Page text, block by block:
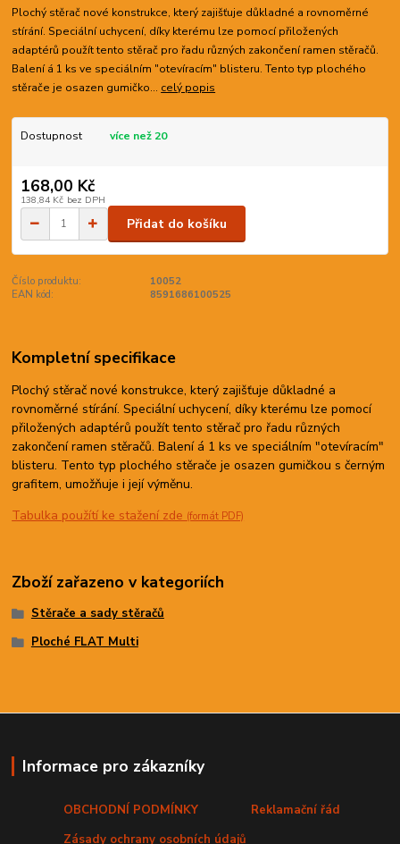
Plochý stěrač nové konstrukce, který zajišťuje důkladné a rovnoměrné
stírání. Speciální uchycení, díky kterému lze pomocí přiložených
adaptérů použít tento stěrač pro řadu různých zakončení ramen stěračů.
Balení á 1 ks ve speciálním "otevíracím" blisteru. Tento typ plochého
stěrače je osazen gumičko... celý popis
Dostupnost více než 20
168,00 Kč
138,84 Kč bez DPH
Přidat do košíku
Číslo produktu:
10052
EAN kód:
8591686100525
Kompletní specifikace
Plochý stěrač nové konstrukce, který zajišťuje důkladné a
rovnoměrné stírání. Speciální uchycení, díky kterému lze pomocí
přiložených adaptérů použít tento stěrač pro řadu různých
zakončení ramen stěračů. Balení á 1 ks ve speciálním "otevíracím"
blisteru. Tento typ plochého stěrače je osazen gumičkou s černým
grafitem, umožňuje i její výměnu.
Tabulka použítí ke stažení zde (formát PDF)
Zboží zařazeno v kategoriích
Stěrače a sady stěračů
Ploché FLAT Multi
Informace pro zákazníky
OBCHODNÍ PODMÍNKY
Reklamační řád
Zásady ochrany osobních údajů